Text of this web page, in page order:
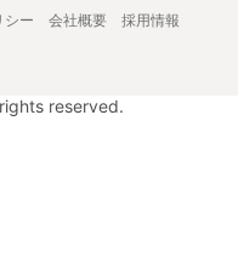
シー 会社概要
採用情報
reserved.